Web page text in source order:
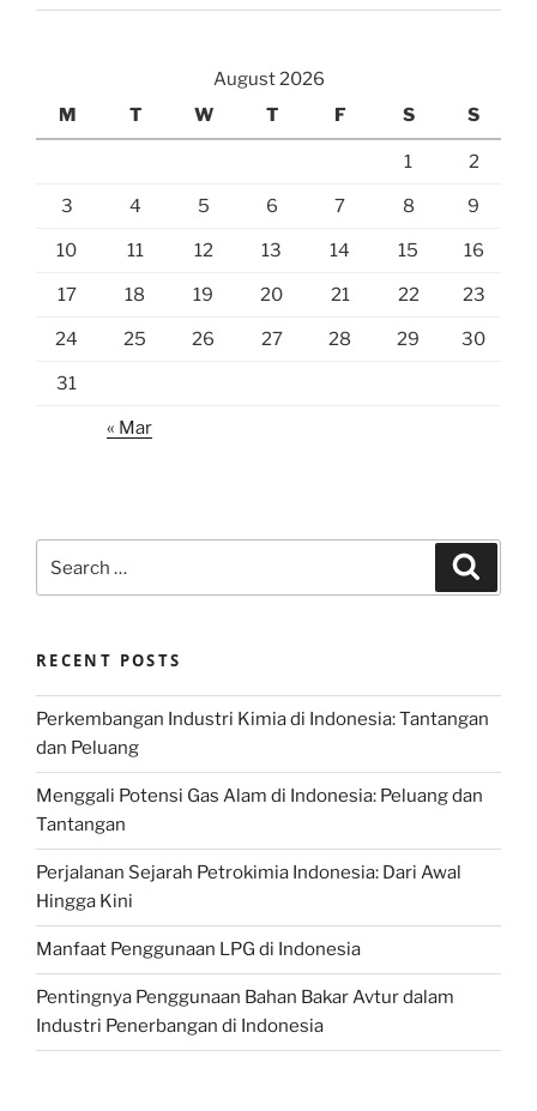
August 2026
M
T W T F S S
1 2
3 4 5 6 7 8 9
10 11 12 13 14 15 16
17 18 19 20 21 22 23
24 25 26 27 28 29 30
31
« Mar
for:
RECENT POSTS
Perkembangan Industri Kimia di Indonesia: Tantangan
dan Peluang
Menggali Potensi Gas Alam di Indonesia: Peluang dan
Tantangan
Perjalanan Sejarah Petrokimia Indonesia: Dari Awal
Hingga Kini
Manfaat Penggunaan LPG di Indonesia
Pentingnya Penggunaan Bahan Bakar Avtur dalam
Industri Penerbangan di Indonesia